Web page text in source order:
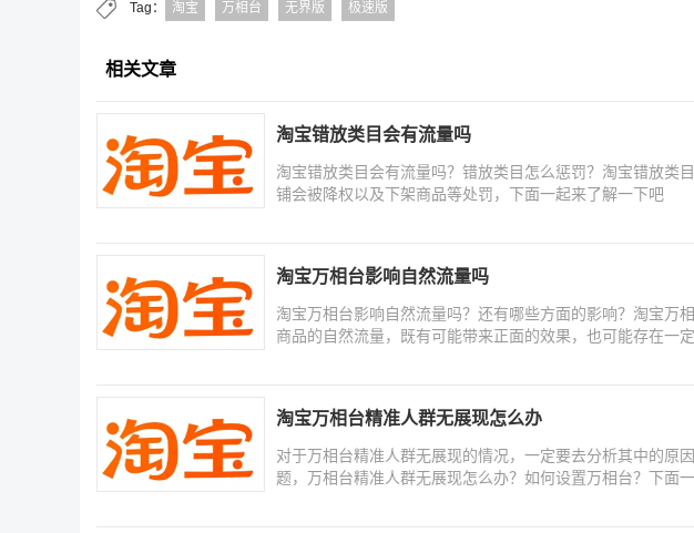
Tag： 淘宝 万相台 无界版 极速版
相关文章
淘宝错放类目会有流量吗
淘宝错放类目会有流量吗？错放类目怎么惩罚？淘宝错放类
铺会被降权以及下架商品等处罚，下面一起来了解一下吧
淘宝万相台影响自然流量吗
淘宝万相台影响自然流量吗？还有哪些方面的影响？淘宝万
商品的自然流量，既有可能带来正面的效果，也可能存在一
淘宝万相台精准人群无展现怎么办
对于万相台精准人群无展现的情况，一定要去分析其中的原
题，万相台精准人群无展现怎么办？如何设置万相台？下面